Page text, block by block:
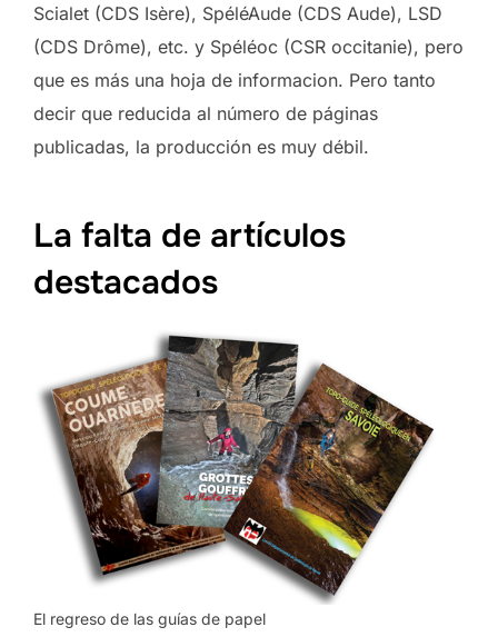
Scialet (CDS Isère), SpéléAude (CDS Aude), LSD
(CDS Drôme), etc. y Spéléoc (CSR occitanie), pero
que es más una hoja de informacion. Pero tanto
decir que reducida al número de páginas
publicadas, la producción es muy débil.
La falta de artículos
destacados
El regreso de las guías de papel